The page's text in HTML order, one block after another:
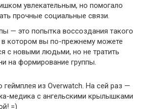
увлекательным, но помогало
прочные социальные связи.
— это попытка воссоздания такого
в котором вы по-прежнему можете
с новыми людьми, но не тратить
на формирование группы.
из Overwatch. На сей раз —
медика с ангельскими крылышками
=)